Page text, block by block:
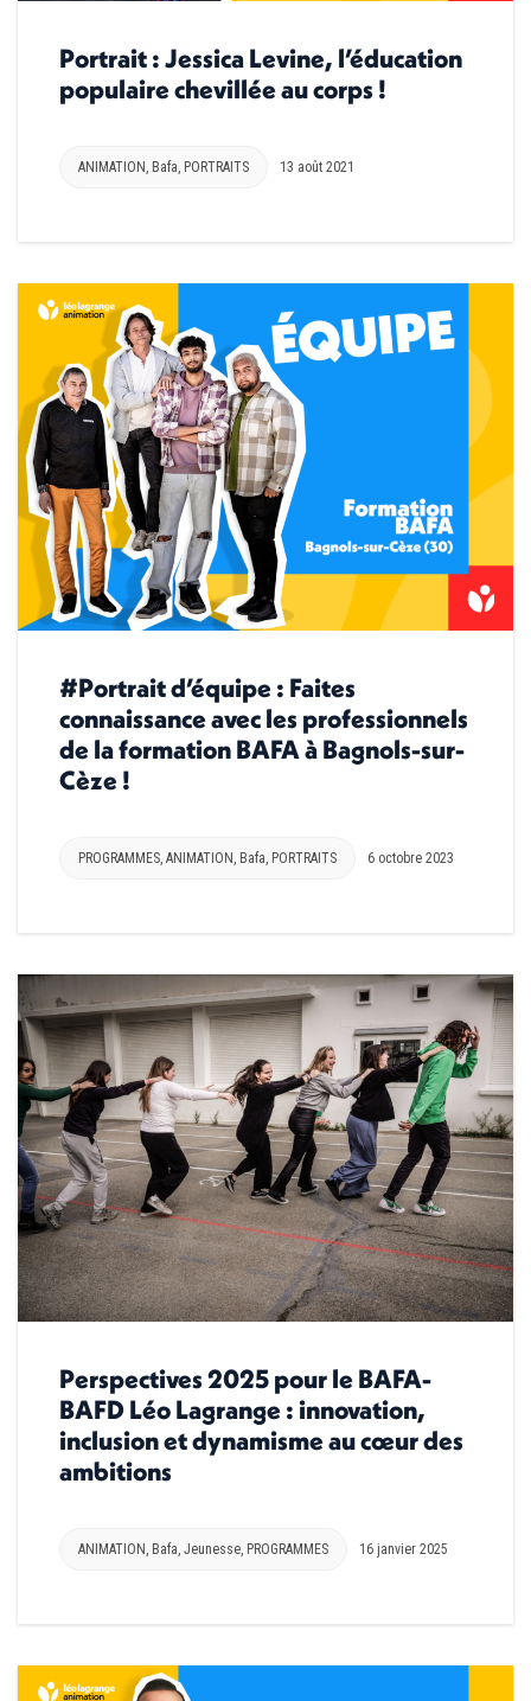
Portrait : Jessica Levine, l’éducation
populaire chevillée au corps !
ANIMATION , Bafa, PORTRAITS 13 août 2021
#Portrait d’équipe : Faites
connaissance avec les professionnels
de la formation BAFA à Bagnols-sur-
Cèze !
PROGRAMMES, ANIMATION , Bafa, PORTRAITS 6 octobre 2023
Perspectives 2025 pour le BAFA-
BAFD Léo Lagrange : innovation,
inclusion et dynamisme au cœur des
ambitions
ANIMATION , Bafa, Jeunesse, PROGRAMMES 16 janvier 2025